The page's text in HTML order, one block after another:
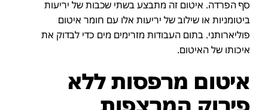
סף הפרדה. איטום זה מתבצע בשתי שכבות של יריעות
ביטומניות או שילוב של יריעות אלו עם חומר איטום
פוליארותני. בתום העבודות מזרימים מים כדי לבדוק את
איכותו של האיטום.
איטום מרפסות ללא